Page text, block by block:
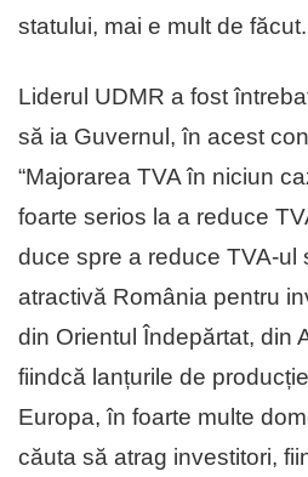
statului, mai e mult de făcut.
Liderul UDMR a fost
să ia Guvernul, în acest
“Majorarea TVA în niciun
foarte serios la a reduce
duce spre a reduce TVA-ul
atractivă România pentru
din Orientul Îndepărtat, din
fiindcă lanțurile de
Europa, în foarte multe
căuta să atrag investitori,